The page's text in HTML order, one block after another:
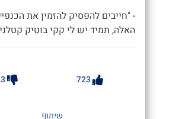
- "חייבים להפסיק להזמין את
האלה, תמיד יש לי קקי בוטיק
723
שיתוף